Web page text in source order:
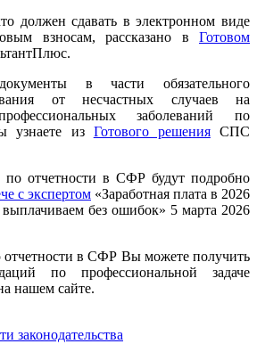
должен сдавать в электронном виде
взносам, рассказано в Готовом
в части обязательного
от несчастных случаев на
заболеваний по
узнаете из Готового решенияСПС
по отчетности в СФР будут подробно
с экспертом «Заработная плата в 2026
без ошибок» 5 марта 2026
в СФР Вы можете получить
по профессиональной задаче
нашем сайте.
законодательства